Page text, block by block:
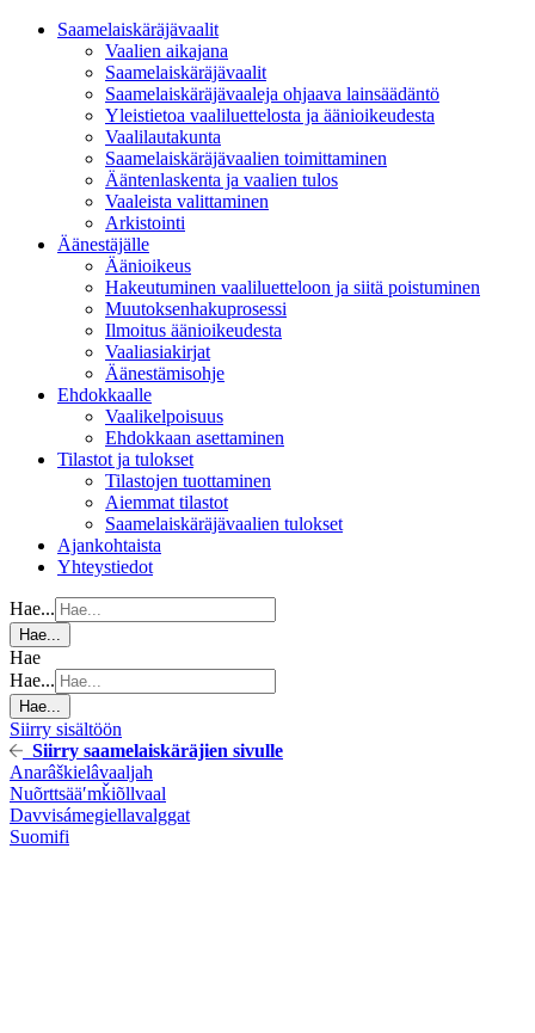
Saamelaiskäräjävaalit
Vaalien aikajana
Saamelaiskäräjävaalit
Saamelaiskäräjävaaleja ohjaava lainsäädäntö
Yleistietoa vaaliluettelosta ja äänioikeudesta
Vaalilautakunta
Saamelaiskäräjävaalien toimittaminen
Ääntenlaskenta ja vaalien tulos
Vaaleista valittaminen
Arkistointi
Äänestäjälle
Äänioikeus
Hakeutuminen vaaliluetteloon ja siitä poistuminen
Muutoksenhakuprosessi
Ilmoitus äänioikeudesta
Vaaliasiakirjat
Äänestämisohje
Ehdokkaalle
Vaalikelpoisuus
Ehdokkaan asettaminen
Tilastot ja tulokset
Tilastojen tuottaminen
Aiemmat tilastot
Saamelaiskäräjävaalien tulokset
Ajankohtaista
Yhteystiedot
Hae...
Hae...
Hae
Hae...
Hae...
Siirry sisältöön
Siirry saamelaiskäräjien sivulle
Anarâškielâvaaljah
Nuõrttsääʹmǩiõllvaal
Davvisámegiellavalggat
Suomifi